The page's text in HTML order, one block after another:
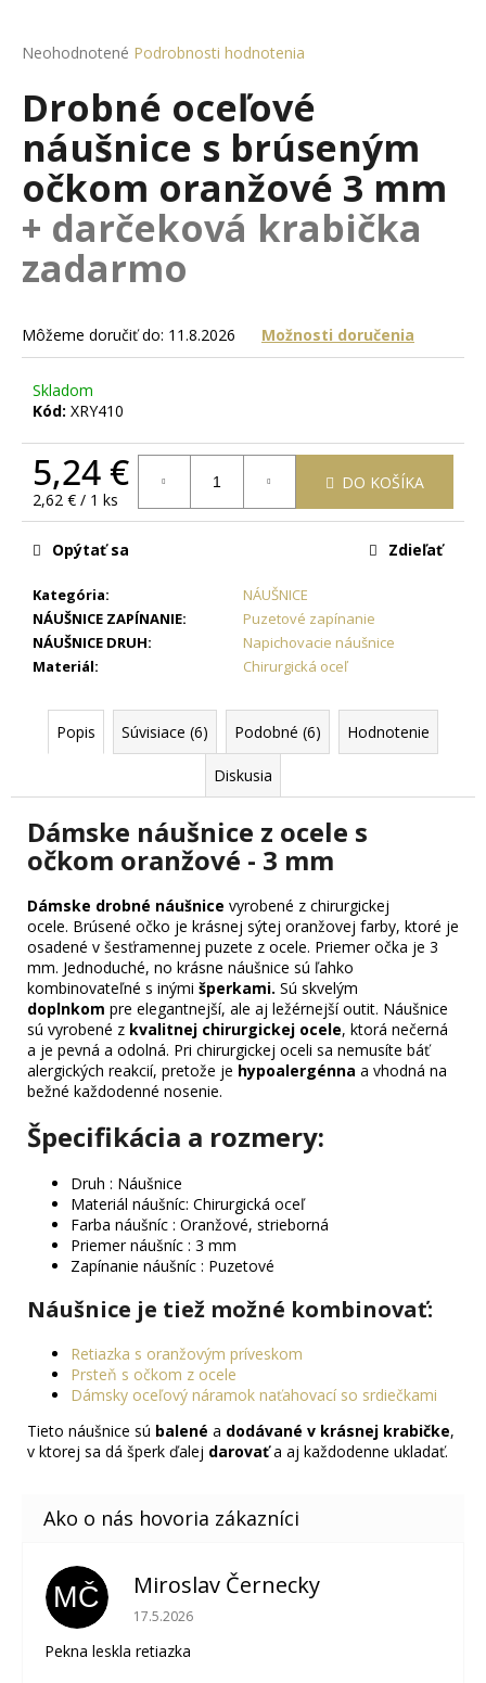
Priemerné
produktu
je
hviezdičiek.
Neohodnotené Podrobnosti hodnotenia
Drobné oceľové
náušnice s brúseným
očkom oranžové 3 mm
+ darčeková krabička
zadarmo
Môžeme doručiť do: 11.8.2026 Možnosti doručenia
Skladom
Kód: XRY410
5,24 €
Jednotková
cena:
2,62 € / 1 ks
DO KOŠÍKA
Kategória:
NÁUŠNICE
NÁUŠNICE ZAPÍNANIE:
Puzetové zapínanie
NÁUŠNICE DRUH:
Napichovacie náušnice
Materiál: Chirurgická oceľ
Opýtať sa Zdieľať
Popis Súvisiace (6) Podobné (6) Hodnotenie
Diskusia
Dámske náušnice z ocele s
očkom oranžové - 3 mm
Dámske drobné náušnice vyrobené z chirurgickej
ocele. Brúsené očko je krásnej sýtej oranžovej farby, ktoré je
osadené v šesťramennej puzete z ocele. Priemer očka je 3
mm. Jednoduché, no krásne náušnice sú ľahko
kombinovateľné s inými šperkami. Sú skvelým
doplnkom pre elegantnejší, ale aj ležérnejší outit. Náušnice
sú vyrobené z kvalitnej chirurgickej ocele, ktorá nečerná
a je pevná a odolná. Pri chirurgickej oceli sa nemusíte báť
alergických reakcií, pretože je hypoalergénna a vhodná na
bežné každodenné nosenie.
Špecifikácia a rozmery:
Druh : Náušnice
Materiál náušníc: Chirurgická oceľ
Farba náušníc : Oranžové, strieborná
Priemer náušníc : 3 mm
Zapínanie náušníc : Puzetové
Náušnice je tiež možné kombinovať:
Retiazka s oranžovým príveskom
Prsteň s očkom z ocele
Dámsky oceľový náramok naťahovací so srdiečkami
Tieto náušnice sú balené a dodávané v krásnej krabičke,
v ktorej sa dá šperk ďalej darovaťa aj každodenne ukladať.
MČ Miroslav Černecky
Hodnotenie obchodu je 5 z 5 hviezdičiek.
17.5.2026
Pekna leskla retiazka
j
ť
?
O
p
o
r
ú
a
m
e
OCEĽOVÁ
RETIAZKA
DAMIAN
PRODUKTE
MÔŽETE
ZVOLIŤ
DĹŽKU
16,48
€